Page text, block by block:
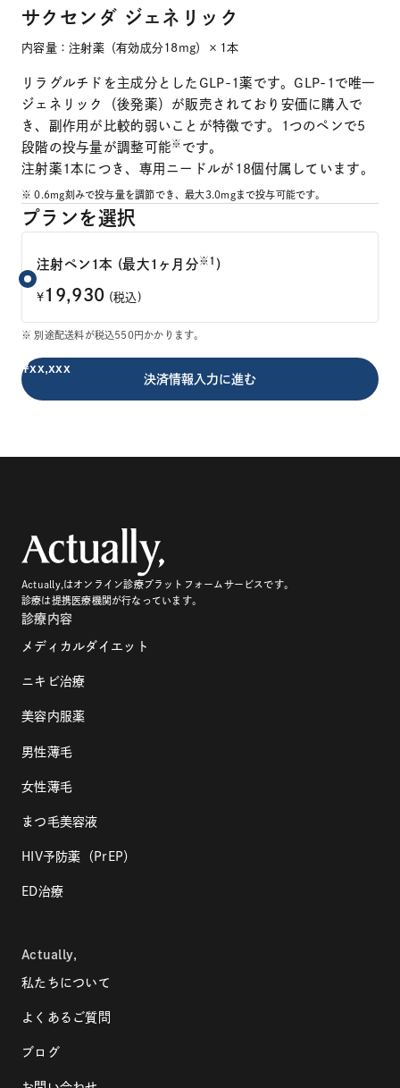
サクセンダ ジェネリック
内容量：注射薬（有効成分18mg）×1本
リラグルチドを主成分としたGLP-1薬です。GLP-1で唯一
ジェネリック（後発薬）が販売されており安価に購入で
き、副作用が比較的弱いことが特徴です。1つのペンで5
段階の投与量が調整可能※ です。
注射薬1本につき、専用ニードルが18個付属しています。
※ 0.6mg刻みで投与量を調節でき、最大3.0mgまで投与可能です。
プランを選択
注射ペン1本 (最大1ヶ月分※1 )
¥ 19,930 (税込)
※ 別途配送料が税込550円かかります。
¥xx,xxx
Actually,はオンライン診療プラットフォームサービスです。
診療は提携医療機関が行なっています。
診療内容
メディカルダイエット
ニキビ治療
美容内服薬
男性薄毛
女性薄毛
まつ毛美容液
HIV予防薬（PrEP）
ED治療
Actually,
私たちについて
よくあるご質問
ブログ